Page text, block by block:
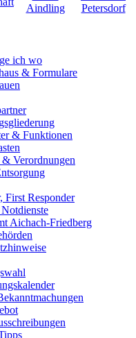
ich wo
& Formulare
& Funktionen
& Verordnungen
First Responder
Aichach-Friedberg